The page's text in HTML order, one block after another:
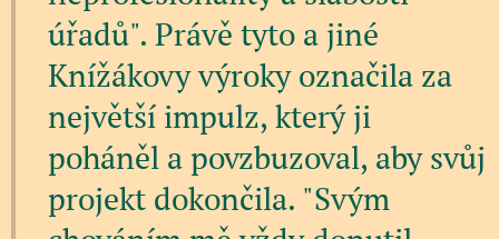
úřadů". Právě tyto a jiné
Knížákovy výroky označila za
největší impulz, který ji
poháněl a povzbuzoval, aby svůj
projekt dokončila. "Svým